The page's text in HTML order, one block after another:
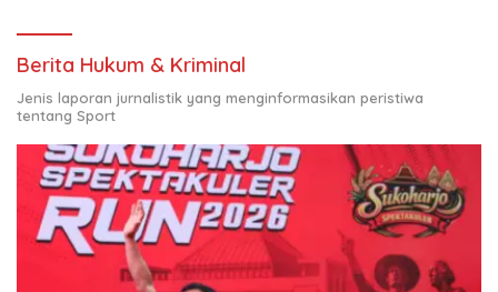
Berita Hukum & Kriminal
Jenis laporan jurnalistik yang menginformasikan peristiwa
tentang Sport